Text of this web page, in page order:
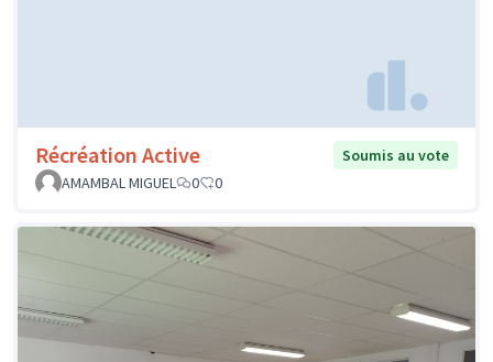
Récréation Active
Soumis au vote
AMAMBAL MIGUEL
0 0